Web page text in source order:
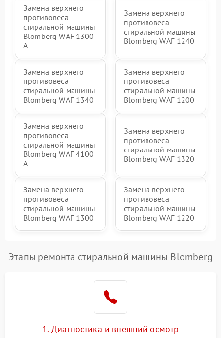
Замена верхнего
противовеса
стиральной машины
Blomberg WAF 1300
A
Замена верхнего
противовеса
стиральной машины
Blomberg WAF 1240
Замена верхнего
противовеса
стиральной машины
Blomberg WAF 1340
Замена верхнего
противовеса
стиральной машины
Blomberg WAF 1200
Замена верхнего
противовеса
стиральной машины
Blomberg WAF 4100
A
Замена верхнего
противовеса
стиральной машины
Blomberg WAF 1320
Замена верхнего
противовеса
стиральной машины
Blomberg WAF 1300
Замена верхнего
противовеса
стиральной машины
Blomberg WAF 1220
Этапы ремонта стиральной машины Blomberg
1. Диагностика и внешний осмотр